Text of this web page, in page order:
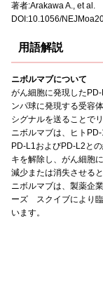
著者:Arakawa A., et al.
DOI:10.1056/
用語解説
ニボルマブについて
がん細胞に発現した
ンパ球に発現する受容
シグナルを送ることで
ニボルマブは、ヒト
PD-L1およびPD-L2と
キを解除し、がん細胞
減少または消失させる
ニボルマブは、製薬企
ーズ スクイブにより
います。